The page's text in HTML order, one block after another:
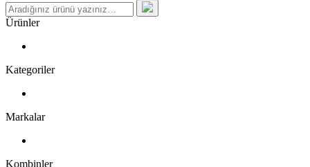
Ürünler
Kategoriler
Markalar
Kombinler